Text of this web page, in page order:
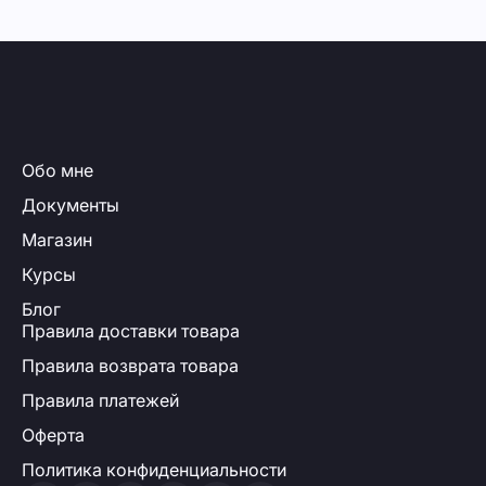
Обо мне
Документы
Магазин
Курсы
Блог
Правила доставки товара
Правила возврата товара
Правила платежей
Оферта
Политика конфиденциальности